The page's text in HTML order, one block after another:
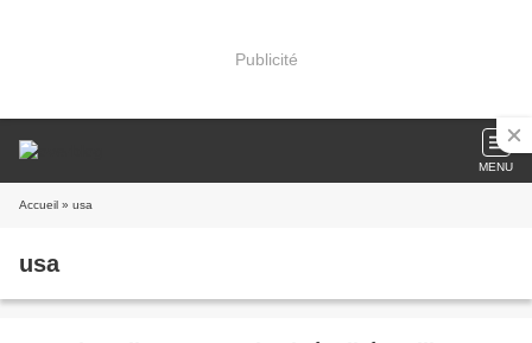
Publicité
MENU
Accueil » usa
usa